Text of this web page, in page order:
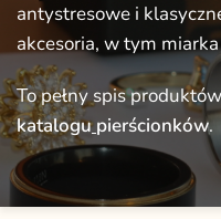
antystresowe i
akcesoria, wtym miarka
Topełnyspis
katalogu pierścionków.